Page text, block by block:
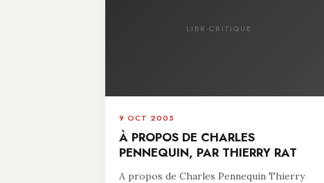
LIBR-CRITIQUE
9 OCT 2005
À PROPOS DE CHARLES
PENNEQUIN, PAR THIERRY RAT
A propos de Charles Pennequin Thierry